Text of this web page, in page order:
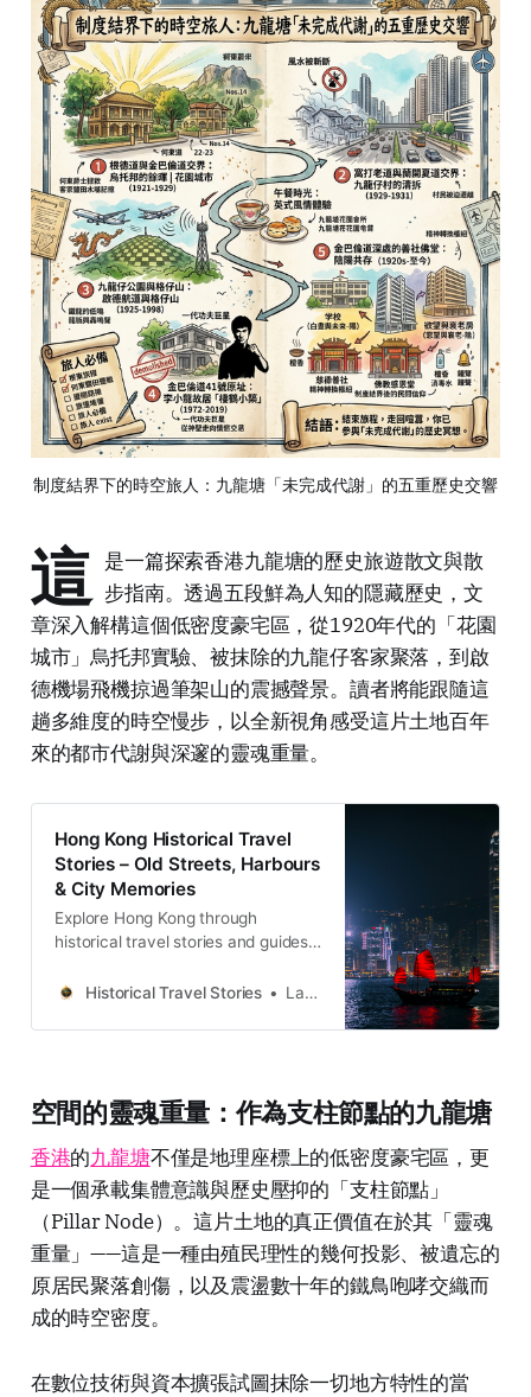
制度結界下的時空旅人：九龍塘「未完成代謝」的五重歷史交響
這 是一篇探索香港九龍塘的歷史旅遊散文與散
步指南。透過五段鮮為人知的隱藏歷史，文
章深入解構這個低密度豪宅區，從1920年代的「花園
城市」烏托邦實驗、被抹除的九龍仔客家聚落，到啟
德機場飛機掠過筆架山的震撼聲景。讀者將能跟隨這
趟多維度的時空慢步，以全新視角感受這片土地百年
來的都市代謝與深邃的靈魂重量。
Hong Kong Historical Travel
Stories – Old Streets, Harbours
& City Memories
Explore Hong Kong through
historical travel stories and guides.
neighbourhoods filled with
Historical Travel Stories Lawrence
空間的靈魂重量：作為支柱節點的九龍塘
香港的九龍塘不僅是地理座標上的低密度豪宅區，更
是一個承載集體意識與歷史壓抑的「支柱節點」
（Pillar Node）。這片土地的真正價值在於其「靈魂
重量」——這是一種由殖民理性的幾何投影、被遺忘的
原居民聚落創傷，以及震盪數十年的鐵鳥咆哮交織而
成的時空密度。
在數位技術與資本擴張試圖抹除一切地方特性的當